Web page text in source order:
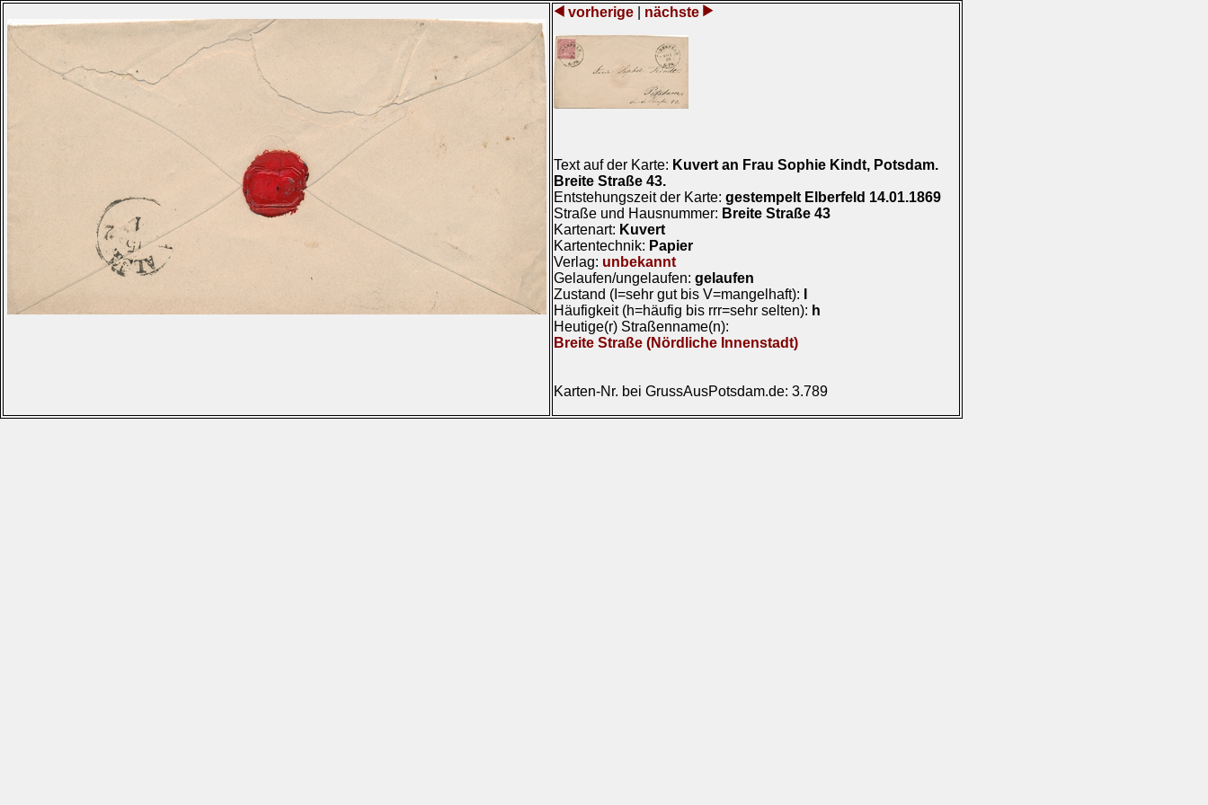
vorherige nächste
Text auf der Karte: Kuvert an Frau Sophie Kindt, Potsdam.
Breite Straße 43.
Entstehungszeit der Karte: gestempelt Elberfeld 14.01.1869
Straße und Hausnummer: Breite Straße 43
Kartenart: Kuvert
Kartentechnik: Papier
Verlag: unbekannt
Gelaufen/ungelaufen: gelaufen
Zustand (I=sehr gut bis V=mangelhaft):
Häufigkeit (h=häufig bis rrr=sehr selten): h
Heutige(r) Straßenname(n):
Breite Straße (Nördliche Innenstadt)
Karten-Nr. bei GrussAusPotsdam.de: 3.789